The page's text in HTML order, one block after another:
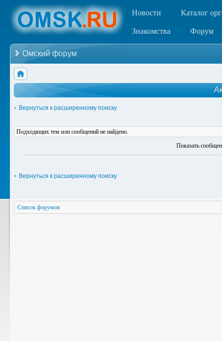
Новости Каталог
Знакомства Форум
Омский форум
Вернуться к расширенному поиску
Подходящих тем или сообщений не найдено.
Показать
Вернуться к расширенному поиску
Список форумов